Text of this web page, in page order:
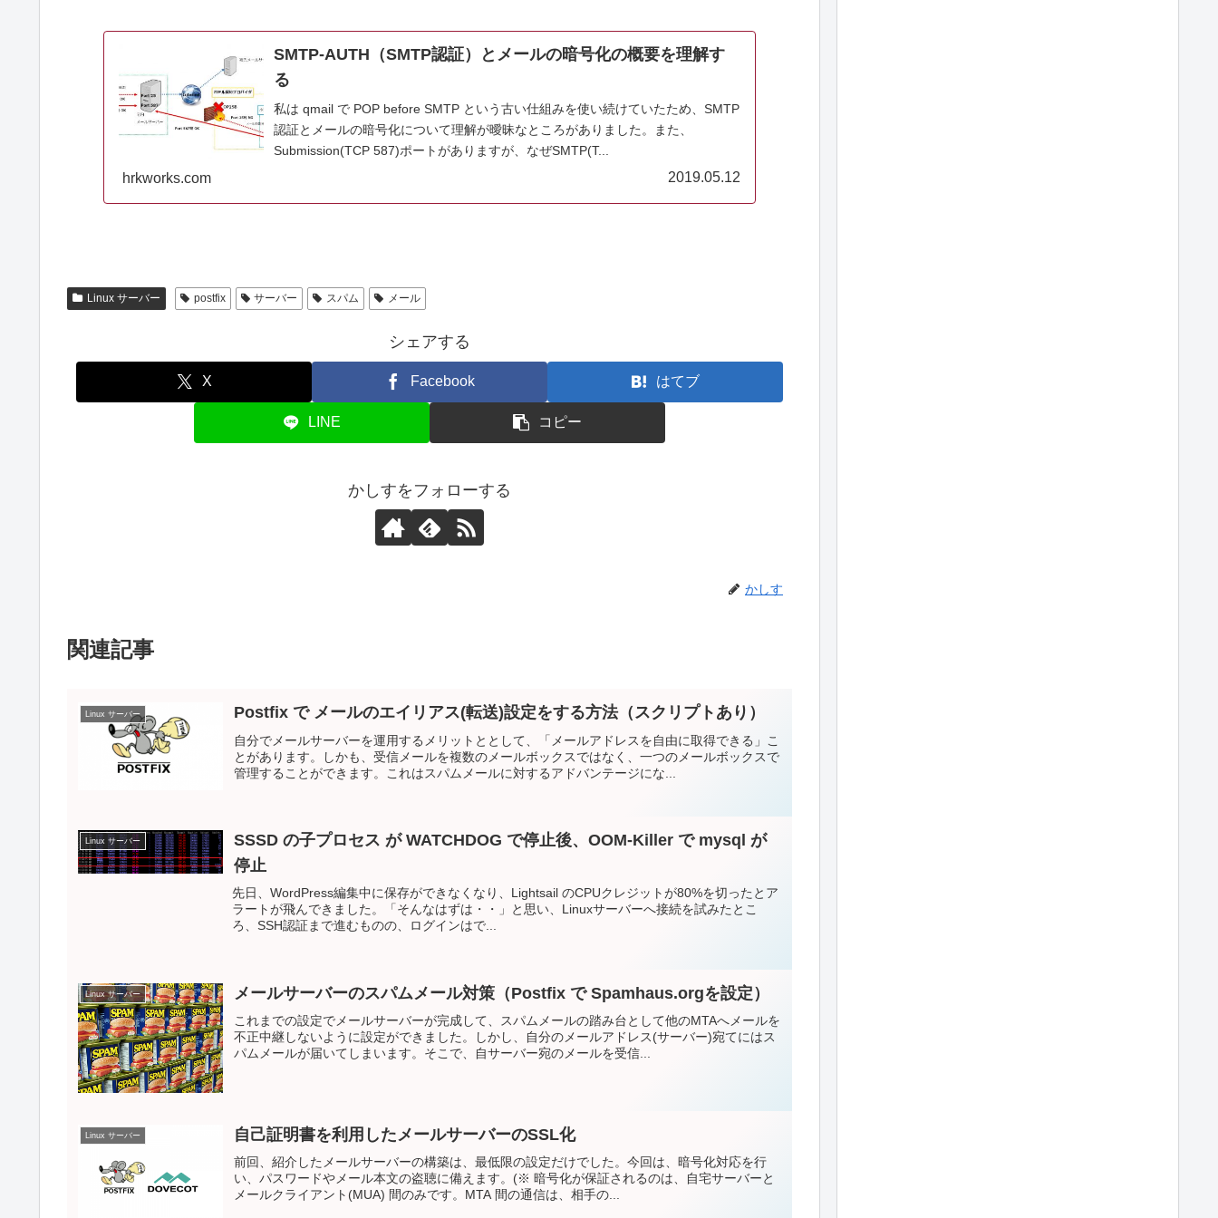
SMTP-AUTH（SMTP認証）とメールの暗号化の概要を理解す
る
私は qmail で POP before SMTP という古い仕組みを使い続けていたため、SMTP
認証とメールの暗号化について理解が曖昧なところがありました。また、
Submission(TCP 587)ポートがありますが、なぜSMTP(T...
hrkworks.com 2019.05.12
Linux サーバー postfix サーバー スパム メール
シェアする
X Facebook はてブ
LINE コピー
かしすをフォローする
かしす
関連記事
Linux サーバー Postfix で メールのエイリアス(転送)設定をする方法（スクリプトあり）
自分でメールサーバーを運用するメリットととして、「メールアドレスを自由に取得できる」こ
とがあります。しかも、受信メールを複数のメールボックスではなく、一つのメールボックスで
管理することができます。これはスパムメールに対するアドバンテージにな...
Linux サーバー
SSSD の子プロセス が WATCHDOG で停止後、OOM-Killer で mysql が
停止
先日、WordPress編集中に保存ができなくなり、Lightsail のCPUクレジットが80%を切ったとア
ラートが飛んできました。「そんなはずは・・」と思い、Linuxサーバーへ接続を試みたとこ
ろ、SSH認証まで進むものの、ログインはで...
Linux サーバー メールサーバーのスパムメール対策（Postfix で Spamhaus.orgを設定）
これまでの設定でメールサーバーが完成して、スパムメールの踏み台として他のMTAへメールを
不正中継しないように設定ができました。しかし、自分のメールアドレス(サーバー)宛てにはス
パムメールが届いてしまいます。そこで、自サーバー宛のメールを受信...
Linux サーバー 自己証明書を利用したメールサーバーのSSL化
前回、紹介したメールサーバーの構築は、最低限の設定だけでした。今回は、暗号化対応を行
い、パスワードやメール本文の盗聴に備えます。(※ 暗号化が保証されるのは、自宅サーバーと
メールクライアント(MUA) 間のみです。MTA 間の通信は、相手の...